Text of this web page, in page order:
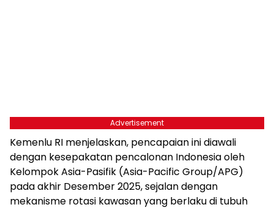
Advertisement
Kemenlu RI menjelaskan, pencapaian ini diawali
dengan kesepakatan pencalonan Indonesia oleh
Kelompok Asia-Pasifik (Asia-Pacific Group/APG)
pada akhir Desember 2025, sejalan dengan
mekanisme rotasi kawasan yang berlaku di tubuh